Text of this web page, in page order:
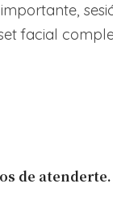
facial
de atenderte.